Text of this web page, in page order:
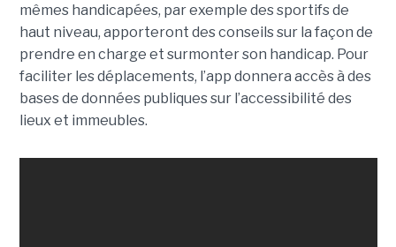
mêmes handicapées, par exemple des sportifs de
haut niveau, apporteront des conseils sur la façon de
prendre en charge et surmonter son handicap. Pour
faciliter les déplacements, l’app donnera accès à des
bases de données publiques sur l’accessibilité des
lieux et immeubles.